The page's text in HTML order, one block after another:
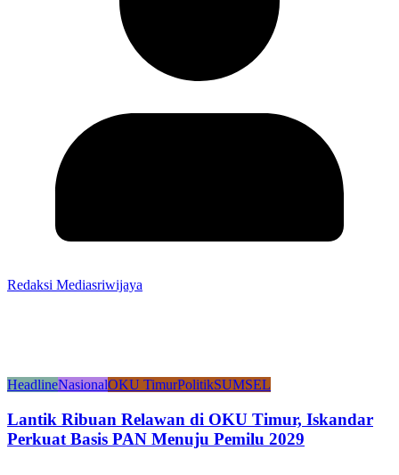
Redaksi Mediasriwijaya
HeadlineNasionalOKU TimurPolitikSUMSEL
Lantik Ribuan Relawan di OKU Timur, Iskandar
Perkuat Basis PAN Menuju Pemilu 2029